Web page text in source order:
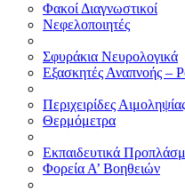
Φακοί Διαγνωστικοί
Νεφελοποιητές
Σφυράκια Νευρολογικά
Εξασκητές Αναπνοής –
Περιχειρίδες
Θερμόμετρα
Εκπαιδευτικά
Φορεία Α’ Βοηθειών